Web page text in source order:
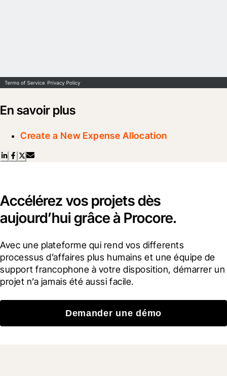
En savoir plus
Create a New Expense Allocation
Accélérez vos projets dès
aujourd’hui grâce à Procore.
Avec une plateforme qui rend vos differents
processus d’affaires plus humains et une équipe de
support francophone à votre disposition, démarrer un
projet n’a jamais été aussi facile.
Demander une démo